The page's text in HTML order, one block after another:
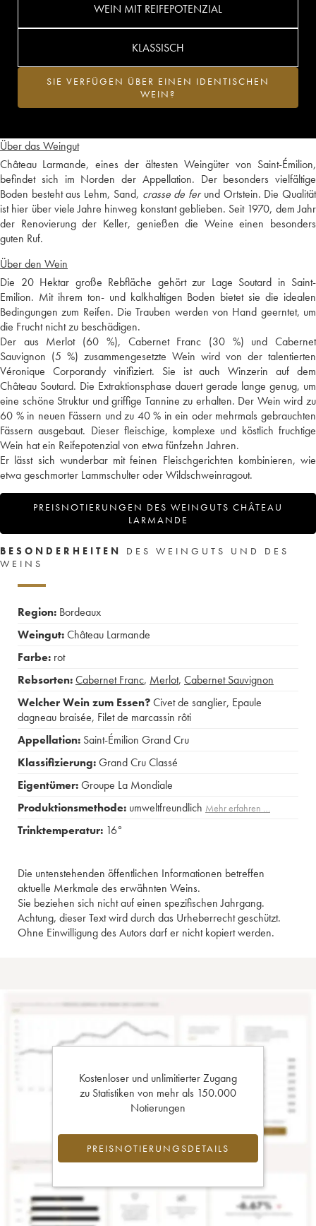
Über das Weingut
Château Larmande, eines der ältesten Weingüter von Saint-Émilion,
befindet sich im Norden der Appellation. Der besonders vielfältige
Boden besteht aus Lehm, Sand, crasse de ferund Ortstein. Die Qualität
ist hier über viele Jahre hinweg konstant geblieben. Seit 1970, dem Jahr
der Renovierung der Keller, genießen die Weine einen besonders
guten Ruf.
Über den Wein
Die 20 Hektar große Rebfläche gehört zur Lage Soutard in Saint-
Emilion. Mit ihrem ton- und kalkhaltigen Boden bietet sie die idealen
Bedingungen zum Reifen. Die Trauben werden von Hand geerntet, um
die Frucht nicht zu beschädigen.
Der aus Merlot (60 %), Cabernet Franc (30 %) und Cabernet
Sauvignon (5 %) zusammengesetzte Wein wird von der talentierten
Véronique Corporandy vinifiziert. Sie ist auch Winzerin auf dem
Château Soutard. Die Extraktionsphase dauert gerade lange genug, um
eine schöne Struktur und griffige Tannine zu erhalten. Der Wein wird zu
60 % in neuen Fässern und zu 40 % in ein oder mehrmals gebrauchten
Fässern ausgebaut. Dieser fleischige, komplexe und köstlich fruchtige
Wein hat ein Reifepotenzial von etwa fünfzehn Jahren.
Er lässt sich wunderbar mit feinen Fleischgerichten kombinieren, wie
etwa geschmorter Lammschulter oder Wildschweinragout.
PREISNOTIERUNGEN DES WEINGUTS CHÂTEAU
LARMANDE
WEIN MIT REIFEPOTENZIAL
KLASSISCH
SIE VERFÜGEN ÜBER EINEN IDENTISCHEN
WEIN?
BESONDERHEITEN
DES WEINGUTS UND DES
WEINS
Region: Bordeaux
Weingut:Château Larmande
Farbe: rot
Rebsorten:Cabernet Franc, Merlot, Cabernet Sauvignon
Welcher Wein zum Essen?Civet de sanglier, Epaule
dagneau braisée, Filet de marcassin rôti
Appellation: Saint-Émilion Grand Cru
Klassifizierung:Grand Cru Classé
Eigentümer:Groupe La Mondiale
Produktionsmethode: umweltfreundlich Mehr erfahren …
Trinktemperatur: 16°
Die untenstehenden öffentlichen Informationen betreffen
aktuelle Merkmale des erwähnten Weins.
Sie beziehen sich nicht auf einen spezifischen Jahrgang.
Achtung, dieser Text wird durch das Urheberrecht geschützt.
Ohne Einwilligung des Autors darf er nicht kopiert werden.
Kostenloser und unlimitierter Zugang
zu Statistiken von mehr als 150.000
Notierungen
PREISNOTIERUNGSDETAILS